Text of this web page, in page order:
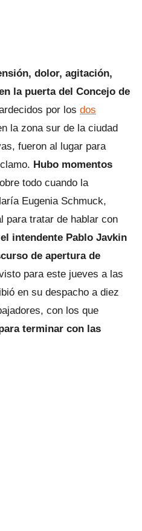
dolor, agitación,
la puerta del Concejo de
por los dos
la zona sur de la ciudad
fueron al lugar para
Hubo momentos
todo cuando la
Eugenia Schmuck,
para tratar de hablar con
el intendente Pablo Javkin
de apertura de
para este jueves a las
en su despacho a diez
con los que
terminar con las